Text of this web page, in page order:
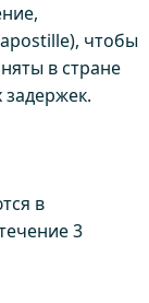
чтобы
в стране
в
3